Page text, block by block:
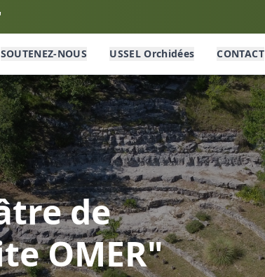
SOUTENEZ-NOUS USSEL Orchidées CONTACT
de
OMER"